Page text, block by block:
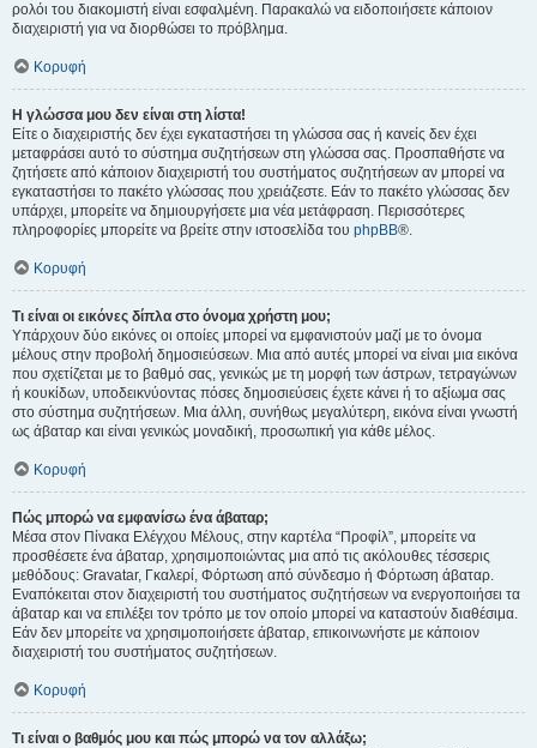
ρολόι του διακομιστή είναι εσφαλμένη. Παρακαλώ να ειδοποιήσετε κάποιον
διαχειριστή για να διορθώσει το πρόβλημα.
Κορυφή
Η γλώσσα μου δεν είναι στη λίστα!
Είτε ο διαχειριστής δεν έχει εγκαταστήσει τη γλώσσα σας ή κανείς δεν έχει
μεταφράσει αυτό το σύστημα συζητήσεων στη γλώσσα σας. Προσπαθήστε να
ζητήσετε από κάποιον διαχειριστή του συστήματος συζητήσεων αν μπορεί να
εγκαταστήσει το πακέτο γλώσσας που χρειάζεστε. Εάν το πακέτο γλώσσας δεν
υπάρχει, μπορείτε να δημιουργήσετε μια νέα μετάφραση. Περισσότερες
πληροφορίες μπορείτε να βρείτε στην ιστοσελίδα του phpBB®.
Κορυφή
Τι είναι οι εικόνες δίπλα στο όνομα χρήστη μου;
Υπάρχουν δύο εικόνες οι οποίες μπορεί να εμφανιστούν μαζί με το όνομα
μέλους στην προβολή δημοσιεύσεων. Μια από αυτές μπορεί να είναι μια εικόνα
που σχετίζεται με το βαθμό σας, γενικώς με τη μορφή των άστρων, τετραγώνων
ή κουκίδων, υποδεικνύοντας πόσες δημοσιεύσεις έχετε κάνει ή το αξίωμα σας
στο σύστημα συζητήσεων. Μια άλλη, συνήθως μεγαλύτερη, εικόνα είναι γνωστή
ως άβαταρ και είναι γενικώς μοναδική, προσωπική για κάθε μέλος.
Κορυφή
Πώς μπορώ να εμφανίσω ένα άβαταρ;
Μέσα στον Πίνακα Ελέγχου Μέλους, στην καρτέλα “Προφίλ”, μπορείτε να
προσθέσετε ένα άβαταρ, χρησιμοποιώντας μια από τις ακόλουθες τέσσερις
μεθόδους: Gravatar, Γκαλερί, Φόρτωση από σύνδεσμο ή Φόρτωση άβαταρ.
Εναπόκειται στον διαχειριστή του συστήματος συζητήσεων να ενεργοποιήσει τα
άβαταρ και να επιλέξει τον τρόπο με τον οποίο μπορεί να καταστούν διαθέσιμα.
Εάν δεν μπορείτε να χρησιμοποιήσετε άβαταρ, επικοινωνήστε με κάποιον
διαχειριστή του συστήματος συζητήσεων.
Κορυφή
Τι είναι ο βαθμός μου και πώς μπορώ να τον αλλάξω;